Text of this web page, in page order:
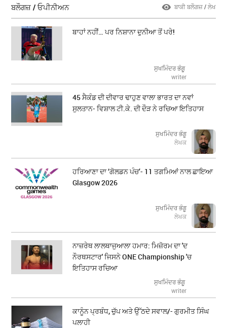
ਬਲੌਗਜ਼ / ਓਪੀਨੀਅਨ ਬਾਕੀ ਬਲੌਗਜ਼ / ਲੇਖ
ਬਾਹਾਂ ਨਹੀਂ… ਪਰ ਨਿਸ਼ਾਨਾ ਦੁਨੀਆ ਤੋਂ ਪਰੇ!
ਸੁਖਮਿੰਦਰ ਭੰਗੂ
writer
45 ਸੈਕੰਡ ਦੀ ਦੀਵਾਰ ਢਾਹੁਣ ਵਾਲਾ ਭਾਰਤ ਦਾ ਨਵਾਂ
ਸੁਲਤਾਨ- ਵਿਸ਼ਾਲ ਟੀ.ਕੇ. ਦੀ ਦੌੜ ਨੇ ਰਚਿਆ ਇਤਿਹਾਸ
ਸੁਖਮਿੰਦਰ ਭੰਗੂ
ਲੇਖਕ
ਹਰਿਆਣਾ ਦਾ ‘ਗੋਲਡਨ ਪੰਚ’- 11 ਤਗਮਿਆਂ ਨਾਲ ਛਾਇਆ
Glasgow 2026
ਸੁਖਮਿੰਦਰ ਭੰਗੂ
ਲੇਖਕ
ਨਾਜ਼ਰੇਥ ਲਾਲਥਾਜੁਆਲਾ ਹਮਾਰ: ਮਿਜ਼ੋਰਮ ਦਾ 'ਦ
ਨੌਰਥਸਟਾਰ' ਜਿਸਨੇ ONE Championship 'ਚ
ਇਤਿਹਾਸ ਰਚਿਆ
ਸੁਖਮਿੰਦਰ ਭੰਗੂ
writer
ਕਾਨੂੰਨ ਪ੍ਰਬੰਧ, ਚੁੱਪ ਅਤੇ ਉੱਠਦੇ ਸਵਾਲ/- ਗੁਰਮੀਤ ਸਿੰਘ
ਪਲਾਹੀ